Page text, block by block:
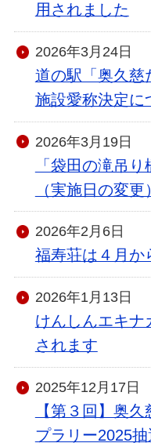
用されました
2026年3月24日
道の駅「奥久慈
施設愛称決定に
2026年3月19日
「袋田の滝吊
（実施日の変更）
2026年2月6日
福寿荘は４月か
2026年1月13日
けんしんエキナ
されます
2025年12月17日
【第３回】奥
プラリー2025